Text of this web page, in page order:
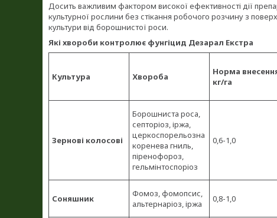
Досить важливим фактором високої ефективності дії
культурної рослини без стікання робочого розчину з
культури від борошнистої роси.
Які хвороби контролює фунгіцид Дезарал Екстра
Культура Хвороба
Норма
кг/га
Зернові колосові
Борошниста роса,
септоріоз, іржа,
церкоспорельозна
коренева гниль,
піренофороз,
гельмінтоспоріоз
0,6-1,0
Соняшник
Фомоз, фомопсис,
альтернаріоз, іржа
0,8-1,0